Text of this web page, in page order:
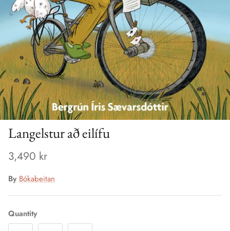
Langelstur að eilífu
3,490 kr
By Bókabeitan
Quantity